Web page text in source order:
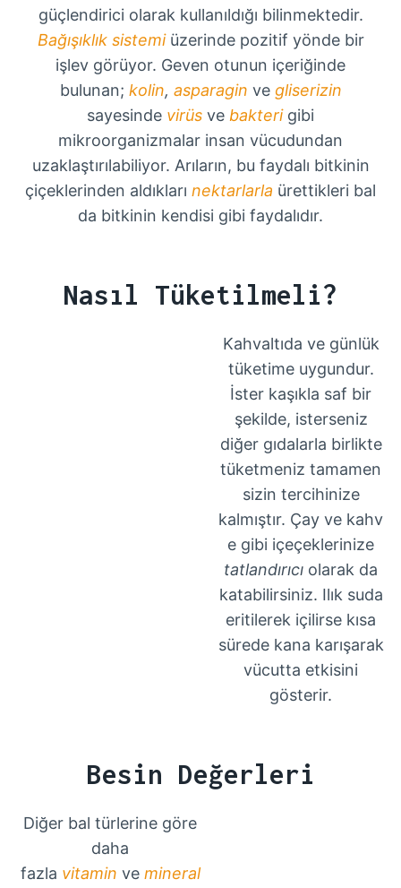
güçlendirici olarak kullanıldığı bilinmektedir.
Bağışıklık sistemi üzerinde pozitif yönde bir
işlev görüyor. Geven otunun içeriğinde
bulunan; kolin, asparagin ve gliserizin
sayesinde virüs ve bakterigibi
mikroorganizmalar insan vücudundan
uzaklaştırılabiliyor. Arıların, bu faydalı bitkinin
çiçeklerinden aldıkları nektarlarla ürettikleri bal
da bitkinin kendisi gibi faydalıdır.
Nasıl Tüketilmeli?
Kahvaltıda ve günlük
tüketime uygundur.
İster kaşıkla saf bir
şekilde, isterseniz
diğer gıdalarla birlikte
tüketmeniz tamamen
sizin tercihinize
kalmıştır. Çay ve kahv
e gibi içeçeklerinize
tatlandırıcı olarak da
katabilirsiniz. Ilık suda
eritilerek içilirse kısa
sürede kana karışarak
vücutta etkisini
gösterir.
Besin Değerleri
Diğer bal türlerine göre
daha
fazla vitamin ve mineral